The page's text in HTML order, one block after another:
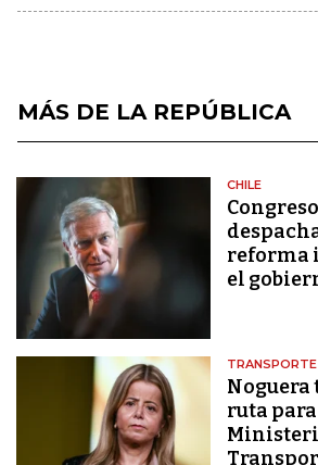
MÁS DE LA REPÚBLICA
CHILE
reforma
el
TRANSPORTE
Noguera
ruta